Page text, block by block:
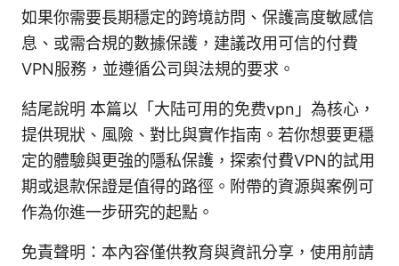
如果你需要長期穩定的跨境訪問、保護高度敏感信
息、或需合規的數據保護，建議改用可信的付費
VPN服務，並遵循公司與法規的要求。
結尾說明 本篇以「大陆可用的免费vpn」為核心，
提供現狀、風險、對比與實作指南。若你想要更穩
定的體驗與更強的隱私保護，探索付費VPN的試用
期或退款保證是值得的路徑。附帶的資源與案例可
作為你進一步研究的起點。
免責聲明：本內容僅供教育與資訊分享，使用前請